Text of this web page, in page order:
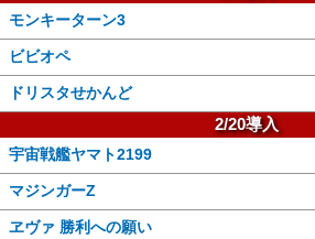
モンキーターン3
ビビオペ
ドリスタせかんど
2/20導入
宇宙戦艦ヤマト2199
マジンガーZ
ヱヴァ 勝利への願い